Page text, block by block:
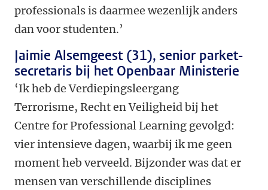
professionals is daarmee wezenlijk anders
dan voor studenten.’
Jaimie Alsemgeest (31), senior parket-
secretaris bij het Openbaar Ministerie
‘Ik heb de Verdiepingsleergang
Terrorisme, Recht en Veiligheid bij het
Centre for Professional Learning gevolgd:
vier intensieve dagen, waarbij ik me geen
moment heb verveeld. Bijzonder was dat er
mensen van verschillende disciplines